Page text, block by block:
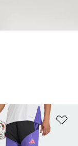
de deseos